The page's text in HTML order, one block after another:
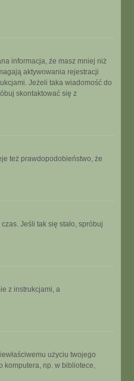
informacja, że masz mniej niż
aktywowania rejestracji
Jeżeli taka wiadomość do
skontaktować się z
też prawdopodobieństwo, że
Jeśli tak się stało, spróbuj
z instrukcjami, a
użyciu twojego
komputera, np. w bibliotece,